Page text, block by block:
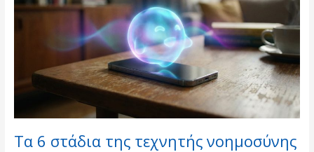
Τα 6 στάδια της τεχνητής νοημοσύνης
της